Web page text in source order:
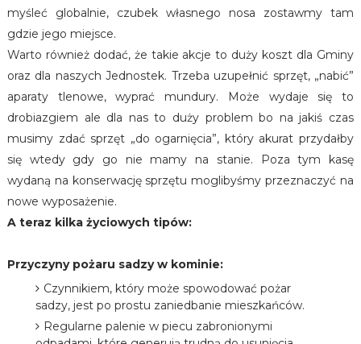
myśleć globalnie, czubek własnego nosa zostawmy tam
gdzie jego miejsce.
Warto również dodać, że takie akcje to duży koszt dla Gminy
oraz dla naszych Jednostek. Trzeba uzupełnić sprzęt, „nabić”
aparaty tlenowe, wyprać mundury. Może wydaje się to
drobiazgiem ale dla nas to duży problem bo na jakiś czas
musimy zdać sprzęt „do ogarnięcia”, który akurat przydałby
się wtedy gdy go nie mamy na stanie. Poza tym kasę
wydaną na konserwację sprzętu moglibyśmy przeznaczyć na
nowe wyposażenie.
A teraz kilka życiowych tipów:
Przyczyny pożaru sadzy w kominie:
Czynnikiem, który może spowodować pożar
sadzy, jest po prostu zaniedbanie mieszkańców.
Regularne palenie w piecu zabronionymi